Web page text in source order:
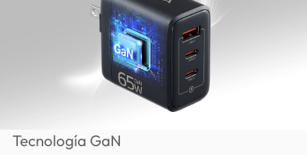
Tecnología GaN